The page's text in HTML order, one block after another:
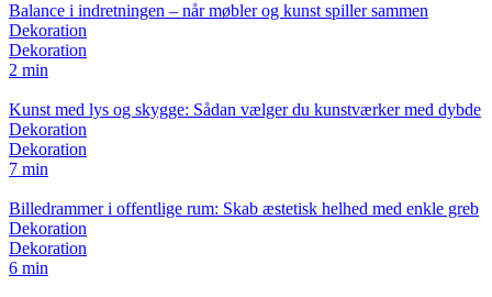
Balance i indretningen – når møbler og kunst spiller sammen
Dekoration
Dekoration
2 min
Kunst med lys og skygge: Sådan vælger du kunstværker med dybde
Dekoration
Dekoration
7 min
Billedrammer i offentlige rum: Skab æstetisk helhed med enkle greb
Dekoration
Dekoration
6 min